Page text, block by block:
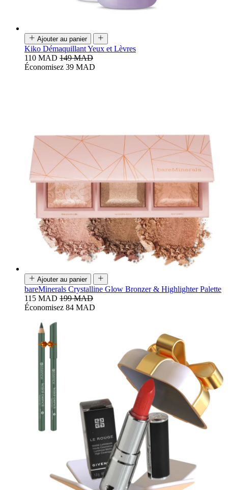
Ajouter au panier
Kiko Démaquillant Yeux et Lèvres
110 MAD 149 MAD
Économisez 39 MAD
Ajouter au panier
bareMinerals Crystalline Glow Bronzer & Highlighter Palette
115 MAD 199 MAD
Économisez 84 MAD